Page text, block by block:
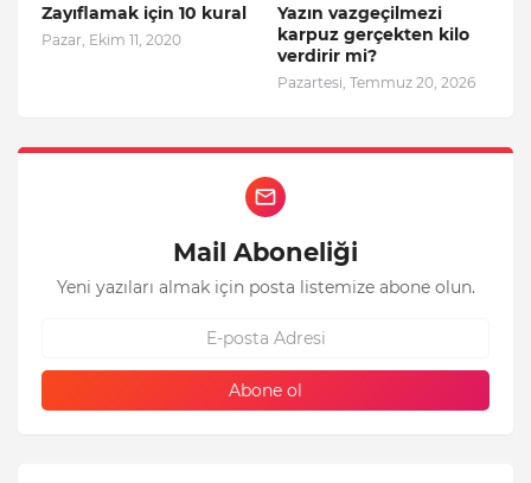
Zayıflamak için 10 kural
Pazar, Ekim 11, 2020
Yazın vazgeçilmezi
karpuz gerçekten kilo
verdirir mi?
Pazartesi, Temmuz 20, 2026
Mail Aboneliği
Yeni yazıları almak için posta listemize abone olun.